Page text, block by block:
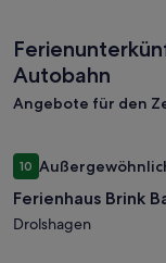
Autobahn
Angebote für den
Bildergalerie
für
Ferienhaus
Brink
1010 von 10,
Ferienhaus Brink
Drolshagen
Ferienhaus Brink